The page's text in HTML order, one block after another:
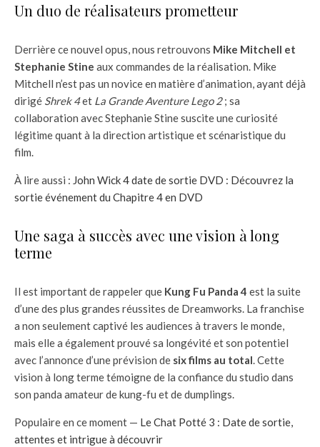
Un duo de réalisateurs prometteur
Derrière ce nouvel opus, nous retrouvons Mike Mitchell et
Stephanie Stine aux commandes de la réalisation. Mike
Mitchell n’est pas un novice en matière d’animation, ayant déjà
dirigé Shrek 4et La Grande Aventure Lego 2; sa
collaboration avec Stephanie Stine suscite une curiosité
légitime quant à la direction artistique et scénaristique du
film.
À lire aussi : John Wick 4 date de sortie DVD : Découvrez la
sortie événement du Chapitre 4 en DVD
Une saga à succès avec une vision à long
terme
Il est important de rappeler que Kung Fu Panda 4 est la suite
d’une des plus grandes réussites de Dreamworks. La franchise
a non seulement captivé les audiences à travers le monde,
mais elle a également prouvé sa longévité et son potentiel
avec l’annonce d’une prévision de six films au total. Cette
vision à long terme témoigne de la confiance du studio dans
son panda amateur de kung-fu et de dumplings.
Populaire en ce moment — Le Chat Potté 3 : Date de sortie,
attentes et intrigue à découvrir